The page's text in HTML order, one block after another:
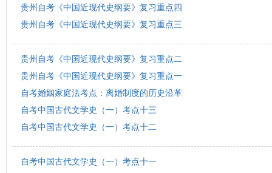
贵州自考《中国近现代史纲要》复习重点四
贵州自考《中国近现代史纲要》复习重点三
贵州自考《中国近现代史纲要》复习重点二
贵州自考《中国近现代史纲要》复习重点一
自考婚姻家庭法考点：离婚制度的历史沿革
自考中国古代文学史（一）考点十三
自考中国古代文学史（一）考点十二
自考中国古代文学史（一）考点十一